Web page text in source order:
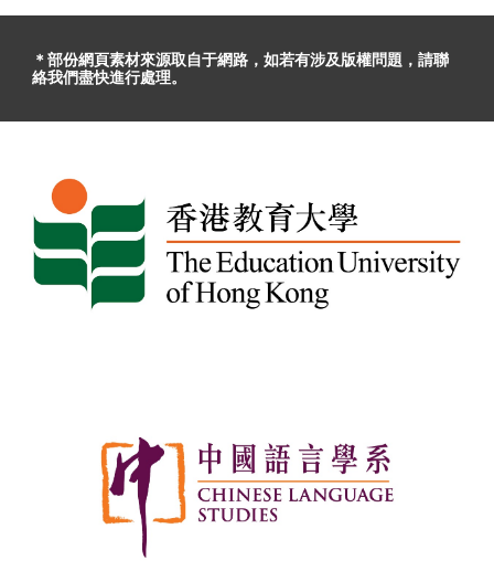
＊部份網頁素材來源取自于網路，如若有涉及版權問題 ，請聯
絡我們盡快進行處理。